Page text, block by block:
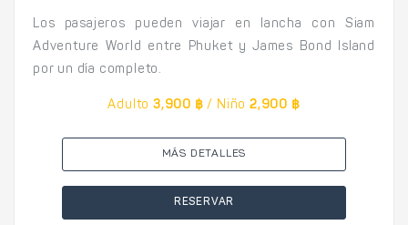
Los pasajeros pueden viajar en lancha con Siam
Adventure World entre Phuket y James Bond Island
por un día completo.
Adulto 3,900 ฿ / Niño 2,900 ฿
MÁS DETALLES
RESERVAR